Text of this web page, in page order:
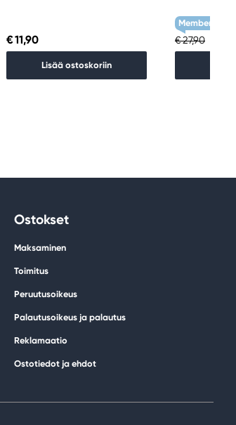
€ 11,90
Lisää ostoskoriin
Member Treat
€ 27,90
Ostokset
Maksaminen
Toimitus
Peruutusoikeus
Palautusoikeus ja palautus
Reklamaatio
Ostotiedot ja ehdot